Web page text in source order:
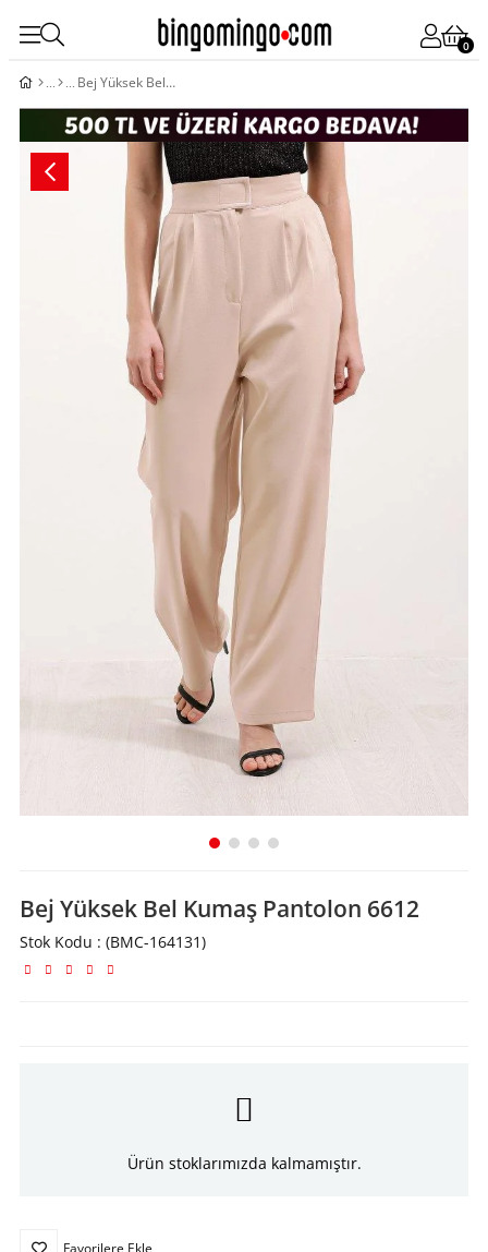
0
Bej Yüksek Bel Kumaş Pantolon 6612
Bej Yüksek Bel Kumaş Pantolon 6612
Stok Kodu (BMC-164131)
Ürün stoklarımızda kalmamıştır.
Favorilere Ekle